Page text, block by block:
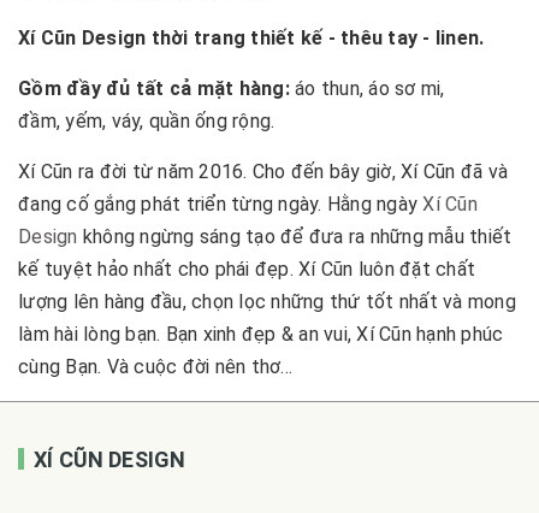
Xí Cũn Design thời trang thiết kế - thêu tay - linen.
Gồm đầy đủ tất cả mặt hàng:áo thun, áo sơ mi,
đầm, yếm, váy, quần ống rộng.
Xí Cũn ra đời từ năm 2016. Cho đến bây giờ, Xí Cũn đã và
đang cố gắng phát triển từng ngày. Hằng ngàyXí Cũn
Design không ngừng sáng tạo để đưa ra những mẫu thiết
kế tuyệt hảo nhất cho phái đẹp. Xí Cũn luôn đặt chất
lượng lên hàng đầu, chọn lọc những thứ tốt nhất và mong
làm hài lòng bạn. Bạn xinh đẹp & an vui, Xí Cũn hạnh phúc
cùng Bạn. Và cuộc đời nên thơ…
XÍ CŨN DESIGN